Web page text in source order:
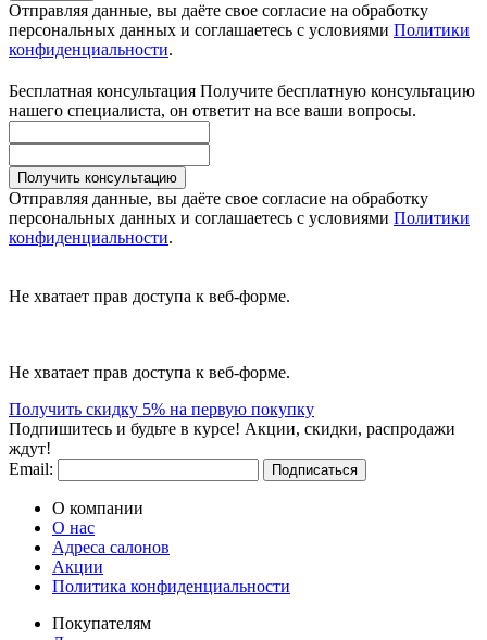
Отправляя данные, вы даёте свое согласие на обработку
персональных данных и соглашаетесь с условиями Политики
конфиденциальности.
Бесплатная консультация Получите бесплатную консультацию
нашего специалиста, он ответит на все ваши вопросы.
Получить консультацию
Отправляя данные, вы даёте свое согласие на обработку
персональных данных и соглашаетесь с условиями Политики
конфиденциальности.
Не хватает прав доступа к веб-форме.
Не хватает прав доступа к веб-форме.
Получить скидку 5% на первую покупку
Подпишитесь и будьте в курсе! Акции, скидки, распродажи
ждут!
Email:
Подписаться
О компании
О нас
Адреса салонов
Акции
Политика конфиденциальности
Покупателям